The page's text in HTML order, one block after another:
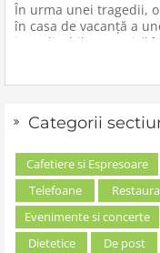
În urma unei tragedii,
în casa de vacanţă a
inexplicabile conspiră
Categorii
Cafetiere si Espresoare
Telefoane
Evenimente si concerte
Dietetice
De post